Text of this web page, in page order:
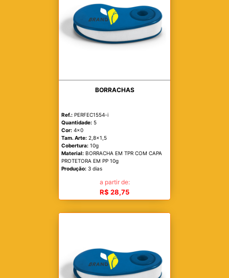
BORRACHAS
Ref.: PERFEC1554-i
Quantidade: 5
Cor: 4x0
Tam. Arte: 2,8x1,5
Cobertura: 10g
Material: BORRACHA EM TPR COM CAPA
PROTETORA EM PP 10g
Produção: 3 dias
a partir de:
R$ 28,75